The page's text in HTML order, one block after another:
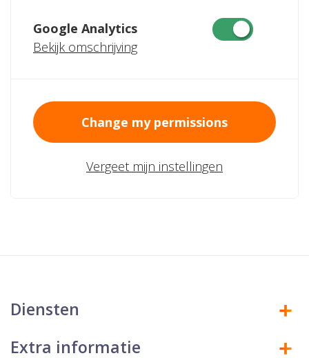
Google Analytics
Bekijk omschrijving
Change my permissions
Vergeet mijn instellingen
Diensten
Extra informatie